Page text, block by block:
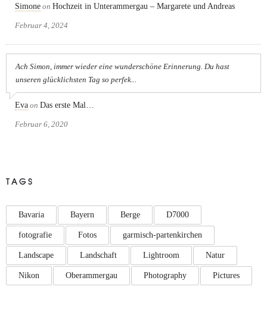
Simone on Hochzeit in Unterammergau – Margarete und Andreas
Februar 4, 2024
Ach Simon, immer wieder eine wunderschöne Erinnerung. Du hast
unseren glücklichsten Tag so perfek...
Eva on Das erste Mal…
Februar 6, 2020
TAGS
Bavaria Bayern Berge D7000
fotografie Fotos garmisch-partenkirchen
Landscape Landschaft Lightroom Natur
Nikon Oberammergau Photography Pictures